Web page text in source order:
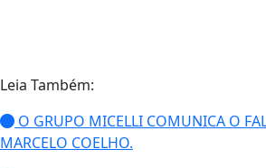
Leia Também:
O GRUPO MICELLI COMUNICA O
MARCELO COELHO.